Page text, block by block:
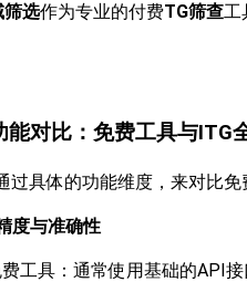
筛选作为专业的付费TG筛查工
能对比：免费工具与ITG
过具体的功能维度，来对比免
度与准确性
工具：通常使用基础的API